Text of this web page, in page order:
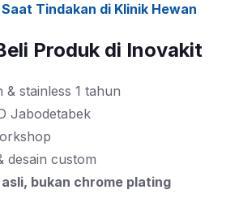
Tindakan di Klinik Hewan
Produk di Inovakit
stainless 1 tahun
Jabodetabek
desain custom
bukan chrome plating